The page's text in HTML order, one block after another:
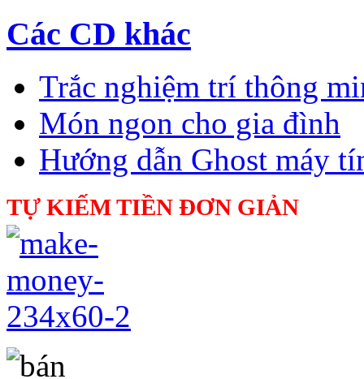
Các CD khác
Trắc nghiệm trí thông
Món ngon cho gia đình
Hướng dẫn Ghost máy
TỰ KIẾM TIỀN ĐƠN GIẢN